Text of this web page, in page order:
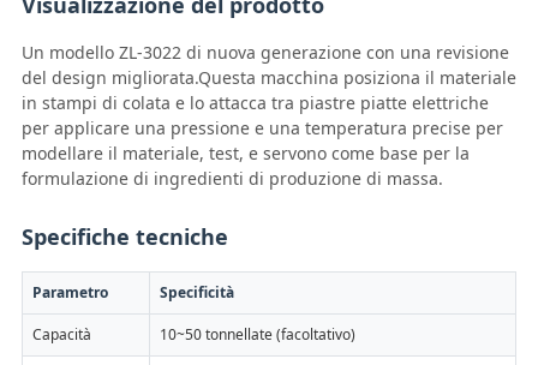
Un modello ZL-3022 di nuova generazione con una revisione
del design migliorata.Questa macchina posiziona il materiale
in stampi di colata e lo attacca tra piastre piatte elettriche
per applicare una pressione e una temperatura precise per
modellare il materiale, test, e servono come base per la
formulazione di ingredienti di produzione di massa.
Specifiche tecniche
Parametro Specificità
Capacità 10~50 tonnellate (facoltativo)